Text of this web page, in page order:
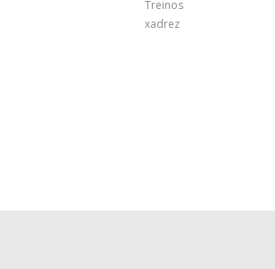
Treinos
xadrez